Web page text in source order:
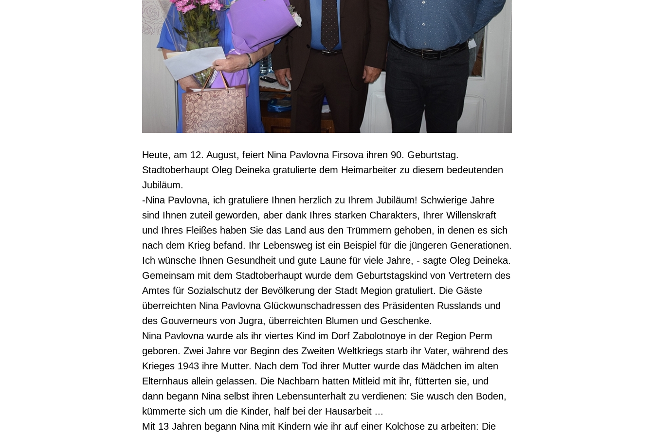
Heute, am 12. August, feiert Nina Pavlovna Firsova ihren 90. Geburtstag.
Stadtoberhaupt Oleg Deineka gratulierte dem Heimarbeiter zu diesem bedeutenden
Jubiläum.
-Nina Pavlovna, ich gratuliere Ihnen herzlich zu Ihrem Jubiläum! Schwierige Jahre
sind Ihnen zuteil geworden, aber dank Ihres starken Charakters, Ihrer Willenskraft
und Ihres Fleißes haben Sie das Land aus den Trümmern gehoben, in denen es sich
nach dem Krieg befand. Ihr Lebensweg ist ein Beispiel für die jüngeren Generationen.
Ich wünsche Ihnen Gesundheit und gute Laune für viele Jahre, - sagte Oleg Deineka.
Gemeinsam mit dem Stadtoberhaupt wurde dem Geburtstagskind von Vertretern des
Amtes für Sozialschutz der Bevölkerung der Stadt Megion gratuliert. Die Gäste
überreichten Nina Pavlovna Glückwunschadressen des Präsidenten Russlands und
des Gouverneurs von Jugra, überreichten Blumen und Geschenke.
Nina Pavlovna wurde als ihr viertes Kind im Dorf Zabolotnoye in der Region Perm
geboren. Zwei Jahre vor Beginn des Zweiten Weltkriegs starb ihr Vater, während des
Krieges 1943 ihre Mutter. Nach dem Tod ihrer Mutter wurde das Mädchen im alten
Elternhaus allein gelassen. Die Nachbarn hatten Mitleid mit ihr, fütterten sie, und
dann begann Nina selbst ihren Lebensunterhalt zu verdienen: Sie wusch den Boden,
kümmerte sich um die Kinder, half bei der Hausarbeit ...
Mit 13 Jahren begann Nina mit Kindern wie ihr auf einer Kolchose zu arbeiten: Die